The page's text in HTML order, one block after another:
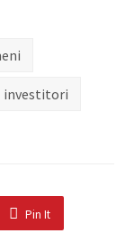
investitori
Pin It